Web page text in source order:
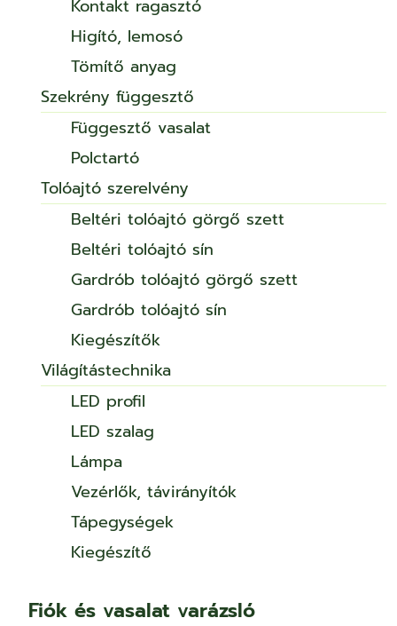
Kontakt ragasztó
Higító, lemosó
Tömítő anyag
Szekrény függesztő
Függesztő vasalat
Polctartó
Tolóajtó szerelvény
Beltéri tolóajtó görgő szett
Beltéri tolóajtó sín
Gardrób tolóajtó görgő szett
Gardrób tolóajtó sín
Kiegészítők
Világítástechnika
LED profil
LED szalag
Lámpa
Vezérlők, távirányítók
Tápegységek
Kiegészítő
Fiók és vasalat varázsló